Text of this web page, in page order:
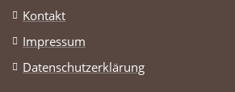
Kontakt
Impressum
Datenschutzerklärung